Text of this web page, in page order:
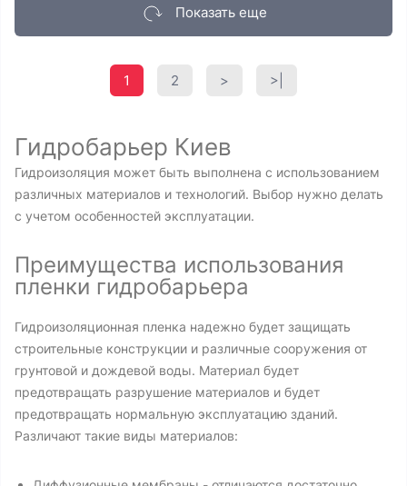
Показать еще
1 2 > >|
Гидробарьер Киев
Гидроизоляция может быть выполнена с использованием
различных материалов и технологий. Выбор нужно делать
с учетом особенностей эксплуатации.
Преимущества использования
пленки гидробарьера
Гидроизоляционная пленка надежно будет защищать
строительные конструкции и различные сооружения от
грунтовой и дождевой воды. Материал будет
предотвращать разрушение материалов и будет
предотвращать нормальную эксплуатацию зданий.
Различают такие виды материалов: